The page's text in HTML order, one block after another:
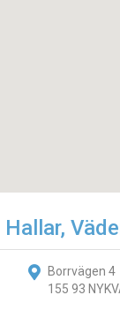
Borrvägen 4
155 93